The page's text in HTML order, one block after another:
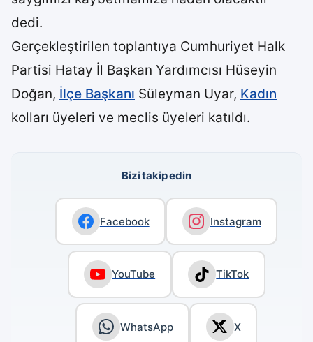
dedi.
Gerçekleştirilen toplantıya Cumhuriyet Halk
Partisi Hatay İl Başkan Yardımcısı Hüseyin
Doğan, İlçe Başkanı Süleyman Uyar, Kadın
kolları üyeleri ve meclis üyeleri katıldı.
Bizi takip edin
Facebook Instagram
YouTube TikTok
WhatsApp X